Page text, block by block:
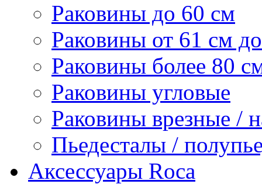
Раковины до 60 см
Раковины от 61 см
Раковины более 80
Раковины угловые
Раковины врезные /
Пьедесталы /
Аксессуары Roca